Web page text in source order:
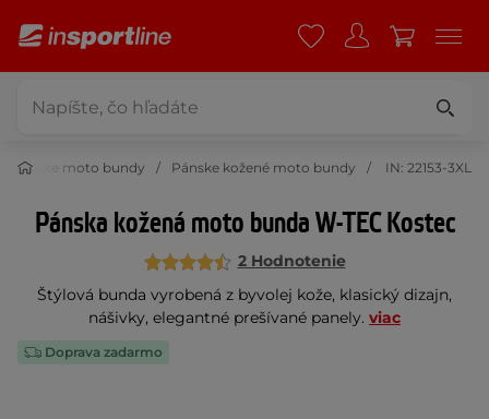
Pánske moto bundy Pánske kožené moto bundy IN: 22153-3XL
Pánska kožená moto bunda W-TEC Kostec
2 Hodnotenie
Štýlová bunda vyrobená z byvolej kože, klasický dizajn,
nášivky, elegantné prešívané panely. viac
Doprava zadarmo